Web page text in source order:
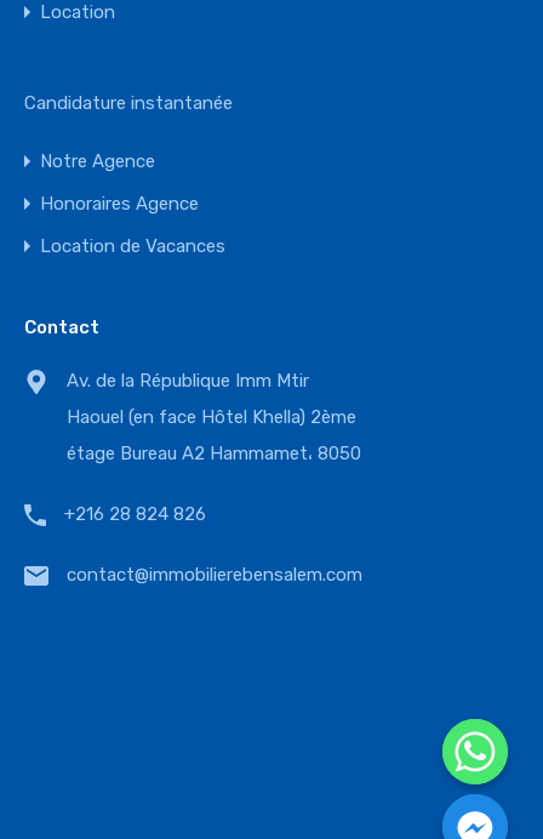
Location
Candidature instantanée
Notre Agence
Honoraires Agence
Location de Vacances
Contact
Av. de la République Imm Mtir
Haouel (en face Hôtel Khella) 2ème
étage Bureau A2 Hammamet، 8050
+216 28 824 826
contact@immobilierebensalem.com